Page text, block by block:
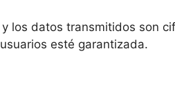
los datos transmitidos son
esté garantizada.